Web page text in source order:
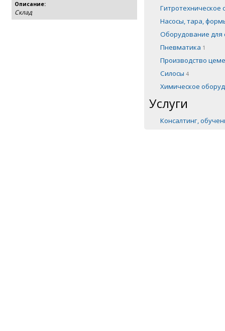
Описание:
Склад
Насосы, тара,
Оборудование для
Пневматика 1
Производство
Силосы 4
Химическое
Услуги
Консалтинг,